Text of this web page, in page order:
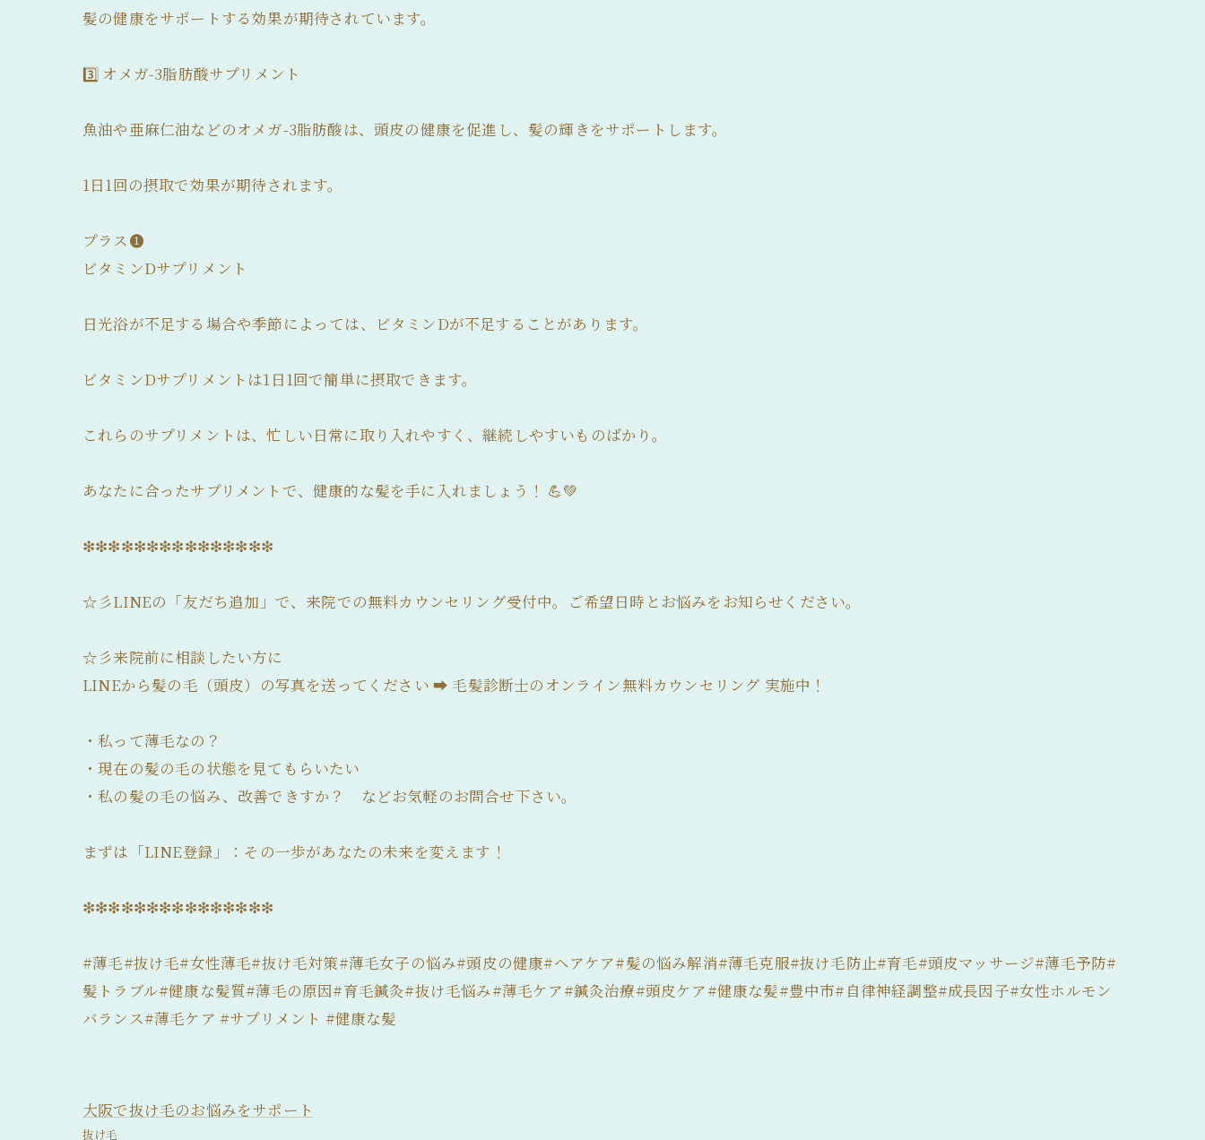
髪の健康をサポートする効果が期待されています。
3️⃣ オメガ-3脂肪酸サプリメント
魚油や亜麻仁油などのオメガ-3脂肪酸は、頭皮の健康を促進し、髪の輝きをサポートします。
1日1回の摂取で効果が期待されます。
プラス❶
ビタミンDサプリメント
日光浴が不足する場合や季節によっては、ビタミンDが不足することがあります。
ビタミンDサプリメントは1日1回で簡単に摂取できます。
これらのサプリメントは、忙しい日常に取り入れやすく、継続しやすいものばかり。
あなたに合ったサプリメントで、健康的な髪を手に入れましょう！ 💪💚
❇❇❇❇❇❇❇❇❇❇❇❇❇❇❇
☆彡LINEの「友だち追加」で、来院での無料カウンセリング受付中。ご希望日時とお悩みをお知らせください。
☆彡来院前に相談したい方に
LINEから髪の毛（頭皮）の写真を送ってください ➡ 毛髪診断士のオンライン無料カウンセリング 実施中！
・私って薄毛なの？
・現在の髪の毛の状態を見てもらいたい
・私の髪の毛の悩み、改善できすか？ などお気軽のお問合せ下さい。
まずは「LINE登録」：その一歩があなたの未来を変えます！
❇❇❇❇❇❇❇❇❇❇❇❇❇❇❇
#薄毛#抜け毛#女性薄毛#抜け毛対策#薄毛女子の悩み#頭皮の健康#ヘアケア#髪の悩み解消#薄毛克服#抜け毛防止#育毛#頭皮マッサージ#薄毛予防#
髪トラブル#健康な髪質#薄毛の原因#育毛鍼灸#抜け毛悩み#薄毛ケア#鍼灸治療#頭皮ケア#健康な髪#豊中市#自律神経調整#成長因子#女性ホルモン
バランス#薄毛ケア #サプリメント #健康な髪
大阪で抜け毛のお悩みをサポート
抜け毛